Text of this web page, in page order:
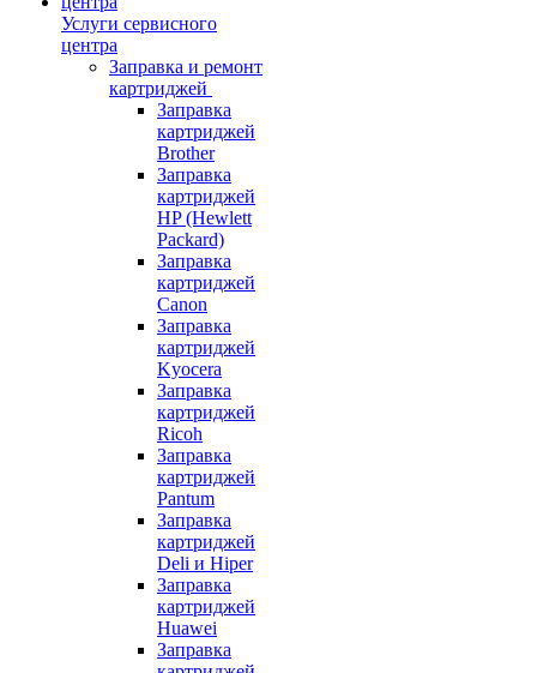
Услуги сервисного
центра
Заправка и ремонт
картриджей
Заправка
картриджей
Brother
Заправка
картриджей
HP (Hewlett
Packard)
Заправка
картриджей
Canon
Заправка
картриджей
Kyocera
Заправка
картриджей
Ricoh
Заправка
картриджей
Pantum
Заправка
картриджей
Deli и Hiper
Заправка
картриджей
Huawei
Заправка